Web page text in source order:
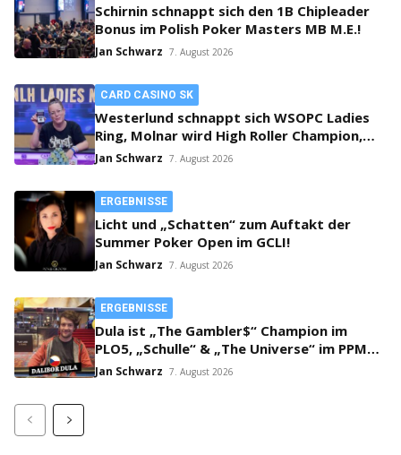
Schirnin schnappt sich den 1B Chipleader
Bonus im Polish Poker Masters MB M.E.!
Jan Schwarz 7. August 2026
CARD CASINO SK
Westerlund schnappt sich WSOPC Ladies
Ring, Molnar wird High Roller Champion,
Main Event gestartet!
Jan Schwarz 7. August 2026
ERGEBNISSE
Licht und „Schatten“ zum Auftakt der
Summer Poker Open im GCLI!
Jan Schwarz 7. August 2026
ERGEBNISSE
Dula ist „The Gambler$“ Champion im
PLO5, „Schulle“ & „The Universe“ im PPM
SHR Finale!
Jan Schwarz 7. August 2026